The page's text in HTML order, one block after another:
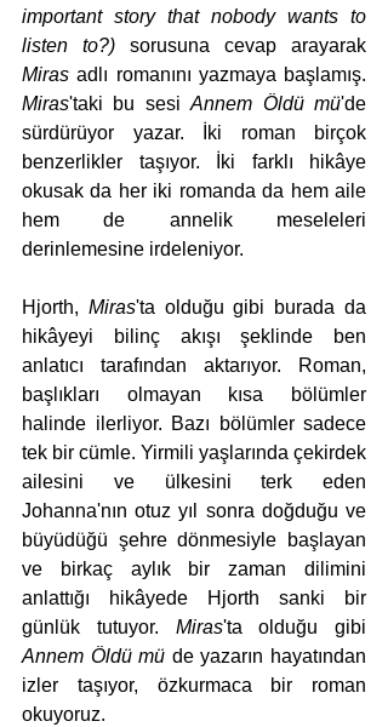
important story that nobody wants to
listen to?)
Miras
Miras'taki bu sesi Annem Öldü mü'de
sürdürüyor yazar. İki roman birçok
benzerlikler taşıyor. İki farklı hikâye
okusak da her iki romanda da hem aile
hem de annelik meseleleri
derinlemesine irdeleniyor.
Hjorth, Miras'ta olduğu gibi burada da
hikâyeyi bilinç akışı şeklinde ben
anlatıcı tarafından aktarıyor. Roman,
başlıkları olmayan kısa bölümler
halinde ilerliyor. Bazı bölümler sadece
tek bir cümle. Yirmili yaşlarında çekirdek
ailesini ve ülkesini terk eden
Johanna'nın otuz yıl sonra doğduğu ve
büyüdüğü şehre dönmesiyle başlayan
ve birkaç aylık bir zaman dilimini
anlattığı hikâyede Hjorth sanki bir
günlük tutuyor. Miras
Annem Öldü mü de yazarın hayatından
izler taşıyor, özkurmaca bir roman
okuyoruz.